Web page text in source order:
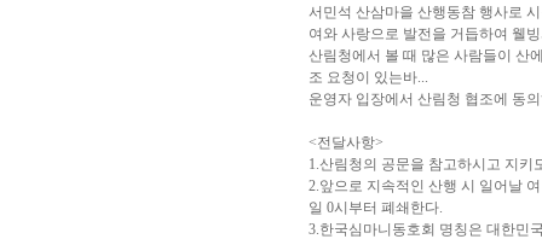
서민석 산삼마을 산행동참 행사로
여와 사랑으로 발전을 거듭하여 웰
산림청에서 볼 때 많은 사람들이 산
조 요청이 있는바...
운영자 입장에서 산림청 협조에 동
<전달사항>
1.산림청의 공문을 참고하시고 지키
2.앞으로 지속적인 산행 시 일어날
일 0시부터 폐쇄한다.
3.한국심마니동호회 명칭은 대한민